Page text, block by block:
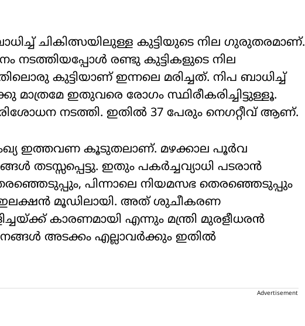
ചികിത്സയിലുള്ള കുട്ടിയുടെ നില ഗുരുതരമാണ്.
രണ്ടു കുട്ടികളുടെ നില
കുട്ടിയാണ് ഇന്നലെ മരിച്ചത്. നിപ ബാധിച്ച്
ഇതുവരെ രോഗം സ്ഥിരീകരിച്ചിട്ടുള്ളൂ.
നടത്തി. ഇതില്‍ 37 പേരും നെഗറ്റീവ് ആണ്.
ഇത്തവണ കൂടുതലാണ്. മഴക്കാല പൂര്‍വ
തടസ്സപ്പെട്ടു. ഇതും പകര്‍ച്ചവ്യാധി പടരാന്‍
പിന്നാലെ നിയമസഭ തെരഞ്ഞെടുപ്പും
ഇലക്ഷന്‍ മൂഡിലായി. അത് ശുചീകരണ
കാരണമായി എന്നും മന്ത്രി മുരളീധരന്‍
അടക്കം എല്ലാവര്‍ക്കും ഇതില്‍
Advertisement